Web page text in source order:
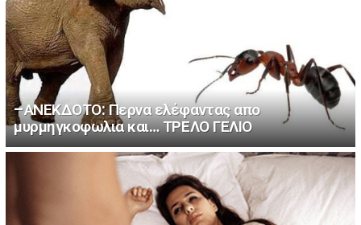
–ΑΝΕΚΔΟΤΟ: Περνα ελέφαντας απο
μυρμηγκοφωλια και… ΤΡΕΛΟ ΓΕΛΙΟ